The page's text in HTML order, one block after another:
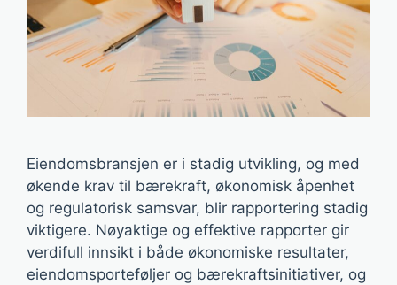
Eiendomsbransjen er i stadig utvikling, og med
økende krav til bærekraft, økonomisk åpenhet
og regulatorisk samsvar, blir rapportering stadig
viktigere. Nøyaktige og effektive rapporter gir
verdifull innsikt i både økonomiske resultater,
eiendomsporteføljer og bærekraftsinitiativer, og